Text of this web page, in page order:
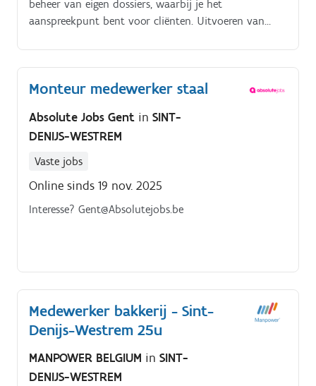
beheer van eigen dossiers, waarbij je het
aanspreekpunt bent voor cliënten. Uitvoeren van
Monteur medewerker staal
Absolute Jobs Gent in SINT-
DENIJS-WESTREM
Vaste jobs
Online sinds 19 nov. 2025
Interesse? Gent@Absolutejobs.be
Medewerker bakkerij - Sint-
Denijs-Westrem 25u
MANPOWER BELGIUM in SINT-
DENIJS-WESTREM